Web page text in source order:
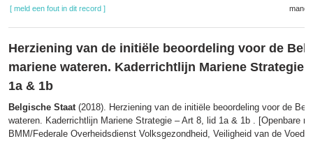
[ meld een fout in dit record ]
Herziening van de initiële beoordeling voor de
mariene wateren. Kaderrichtlijn Mariene Strategie
1a & 1b
Belgische Staat(2018). Herziening van de initiële beoordeling voor de
wateren. Kaderrichtlijn Mariene Strategie – Art 8, lid 1a & 1b . [Openbare
BMM/Federale Overheidsdienst Volksgezondheid, Veiligheid van de